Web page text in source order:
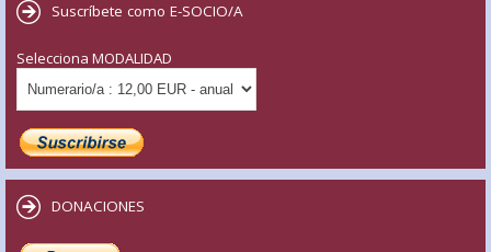
Suscríbete como E-SOCIO/A
Selecciona MODALIDAD
DONACIONES